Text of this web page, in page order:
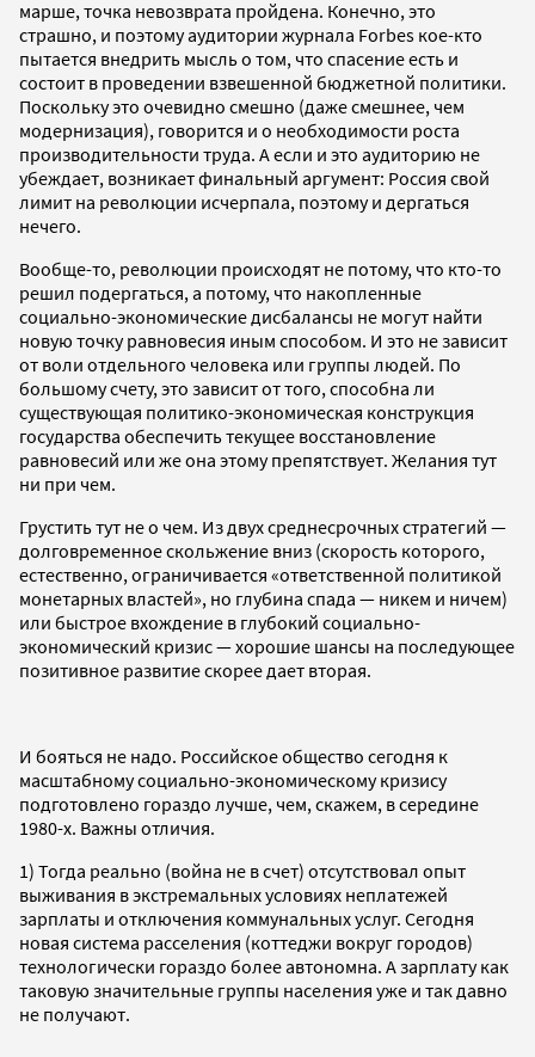
марше, точка невозврата пройдена. Конечно, это
страшно, и поэтому аудитории журнала Forbes кое-кто
пытается внедрить мысль о том, что спасение есть и
состоит в проведении взвешенной бюджетной политики.
Поскольку это очевидно смешно (даже смешнее, чем
модернизация), говорится и о необходимости роста
производительности труда. А если и это аудиторию не
убеждает, возникает финальный аргумент: Россия свой
лимит на революции исчерпала, поэтому и дергаться
нечего.
Вообще-то, революции происходят не потому, что кто-то
решил подергаться, а потому, что накопленные
социально-экономические дисбалансы не могут найти
новую точку равновесия иным способом. И это не зависит
от воли отдельного человека или группы людей. По
большому счету, это зависит от того, способна ли
существующая политико-экономическая конструкция
государства обеспечить текущее восстановление
равновесий или же она этому препятствует. Желания тут
ни при чем.
Грустить тут не о чем. Из двух среднесрочных стратегий —
долговременное скольжение вниз (скорость которого,
естественно, ограничивается «ответственной политикой
монетарных властей», но глубина спада — никем и ничем)
или быстрое вхождение в глубокий социально-
экономический кризис — хорошие шансы на последующее
позитивное развитие скорее дает вторая.
И бояться не надо. Российское общество сегодня к
масштабному социально-экономическому кризису
подготовлено гораздо лучше, чем, скажем, в середине
1980-х. Важны отличия.
1) Тогда реально (война не в счет) отсутствовал опыт
выживания в экстремальных условиях неплатежей
зарплаты и отключения коммунальных услуг. Сегодня
новая система расселения (коттеджи вокруг городов)
технологически гораздо более автономна. А зарплату как
таковую значительные группы населения уже и так давно
не получают.